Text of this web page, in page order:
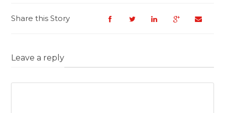
Share this Story
Leave a reply